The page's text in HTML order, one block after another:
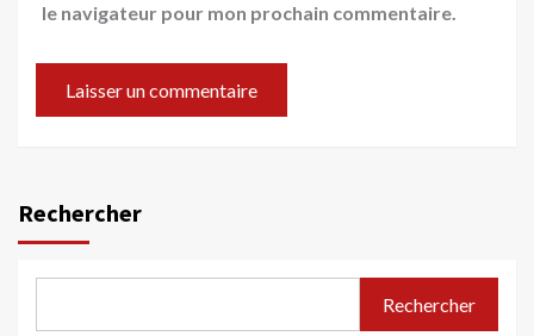
le navigateur pour mon prochain commentaire.
Rechercher
Rechercher